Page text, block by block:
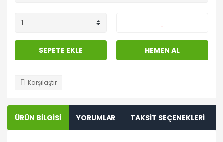
SEPETE EKLE HEMEN AL
Karşılaştır
ÜRÜN BİLGİSİ YORUMLAR TAKSİT SEÇENEKLERİ